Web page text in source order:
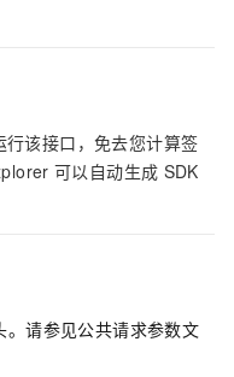
行该接口，免去您计算签
可以自动生成 SDK
请参见公共请求参数文